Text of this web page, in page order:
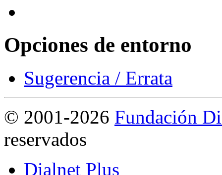
Opciones de entorno
Sugerencia / Errata
© 2001-2026 Fundación
reservados
Dialnet Plus